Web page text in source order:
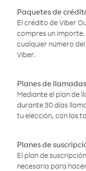
Paquetes de
El crédito de Viber
compres un
cualquier número
Viber.
Planes de
Mediante el plan de
durante 30 días
tu elección, con las
Planes de
El plan de
necesaria para